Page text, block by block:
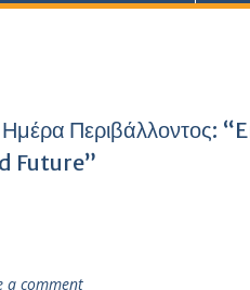
Ημέρα
Future”
a comment